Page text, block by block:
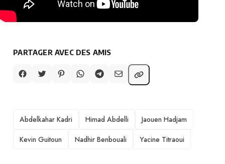
PARTAGER AVEC DES AMIS
TAGS
Abdelkahar Kadri Himad Abdelli
Jaouen Hadjam
Kevin Guitoun
Nadhir Benbouali Yacine Titraoui